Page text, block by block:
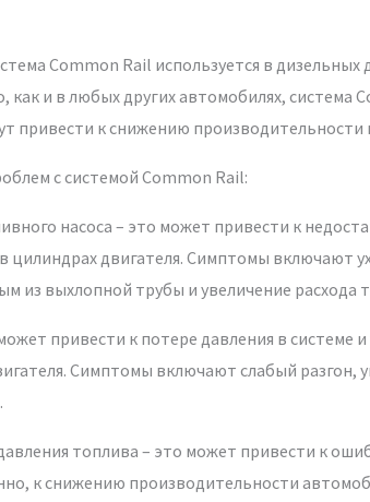
Common Rail используется в дизельных
как и в любых других автомобилях, система
привести к снижению производительности
с системой Common Rail:
насоса – это может привести к
цилиндрах двигателя. Симптомы включают
из выхлопной трубы и увеличение расхода
привести к потере давления в системе
Симптомы включают слабый разгон,
топлива – это может привести к
к снижению производительности